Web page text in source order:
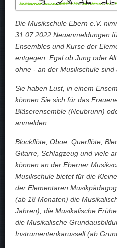
Die Musikschule Ebern e.V.
31.07.2022 Neuanmeldungen
Ensembles und Kurse der
entgegen. Egal ob Jung oder
ohne - an der Musikschule sind
Sie haben Lust, in einem
können Sie sich für das
Bläserensemble (Neubrunn)
anmelden.
Blockflöte, Oboe, Querflöte,
Gitarre, Schlagzeug und viele
können an der Eberner
Musikschule bietet für die
der Elementaren
(ab 18 Monaten) die
Jahren), die Musikalische
die Musikalische
Instrumentenkarussell (ab